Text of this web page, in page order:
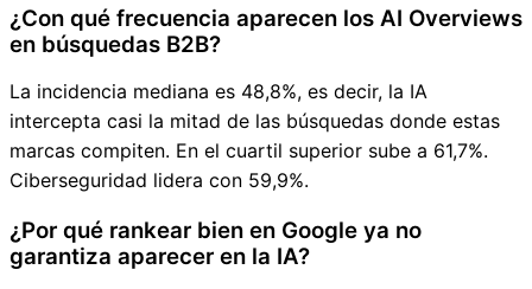
¿Con qué frecuencia aparecen los AI Overviews
en búsquedas B2B?
La incidencia mediana es 48,8%, es decir, la IA
intercepta casi la mitad de las búsquedas donde estas
marcas compiten. En el cuartil superior sube a 61,7%.
Ciberseguridad lidera con 59,9%.
¿Por qué rankear bien en Google ya no
garantiza aparecer en la IA?